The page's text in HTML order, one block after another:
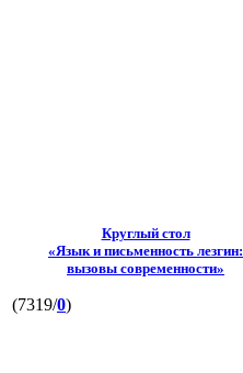
Круглый стол
«Язык и письменность лезгин:
вызовы современности»
(7319/0)